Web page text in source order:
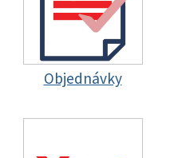
Objednávky